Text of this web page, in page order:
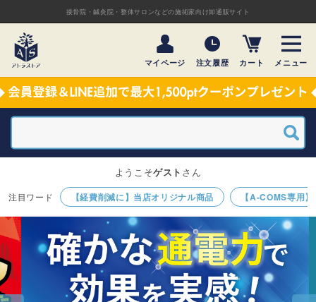
接骨院・鍼灸院・整体サロンなどの施術家向け卸通販サイト
マイページ 注文履歴 カート メニュー
【経費削減に】当店オリジナル商品 【A-COMS専用
ようこそゲスト さん